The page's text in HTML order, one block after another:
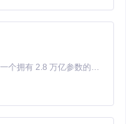
器等核心组件。这种设
低了维护成本和升级难
，使系统维护效率提升
Kimi K3 是Kimi能力最强的模型：这是一个拥有 2.8 万亿参数的混合专家（MoE）模型，具备原生视觉理解能力，并支持 100 万 token 的上下文窗口。